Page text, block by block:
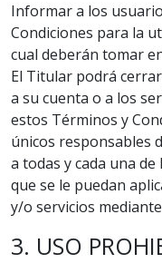
Informar a los
Condiciones para la
cual deberán tomar
El Titular podrá
a su cuenta o a los
estos Términos y
únicos responsables
a todas y cada una
que se le puedan
y/o servicios
3. USO